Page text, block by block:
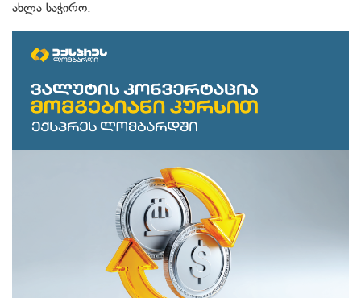
ახლა სა­ჭი­რო.